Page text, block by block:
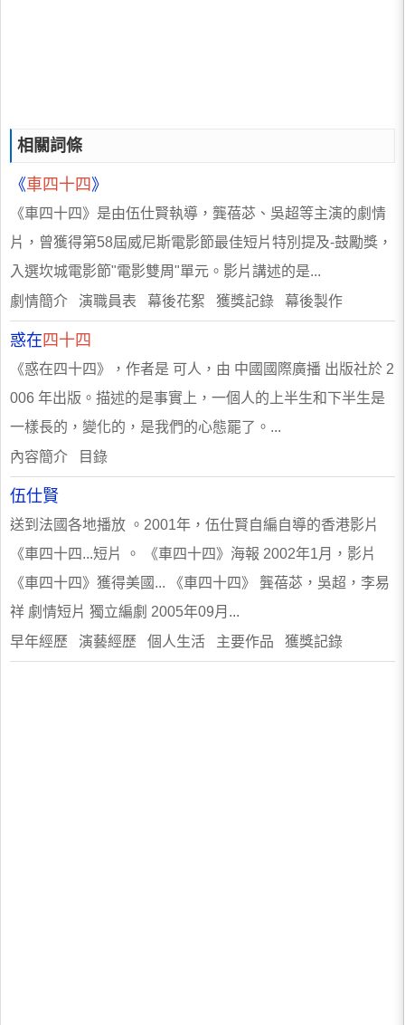
相關詞條
《車四十四 》
《車四十四》是由伍仕賢執導，龔蓓苾、吳超等主演的劇情
片，曾獲得第58屆威尼斯電影節最佳短片特別提及-鼓勵獎，
入選坎城電影節"電影雙周"單元。影片講述的是...
劇情簡介 演職員表 幕後花絮 獲獎記錄 幕後製作
惑在 四十四
《惑在四十四》，作者是 可人，由 中國國際廣播 出版社於 2
006 年出版。描述的是事實上，一個人的上半生和下半生是
一樣長的，變化的，是我們的心態罷了。...
內容簡介 目錄
伍仕賢
送到法國各地播放 。2001年，伍仕賢自編自導的香港影片
《車四十四...短片 。 《車四十四》海報 2002年1月，影片
《車四十四》獲得美國... 《車四十四》 龔蓓苾，吳超，李易
祥 劇情短片 獨立編劇 2005年09月...
早年經歷 演藝經歷 個人生活 主要作品 獲獎記錄